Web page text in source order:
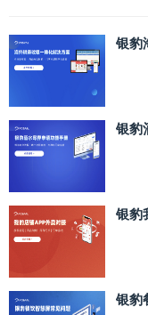
银豹
银豹
银豹
银豹